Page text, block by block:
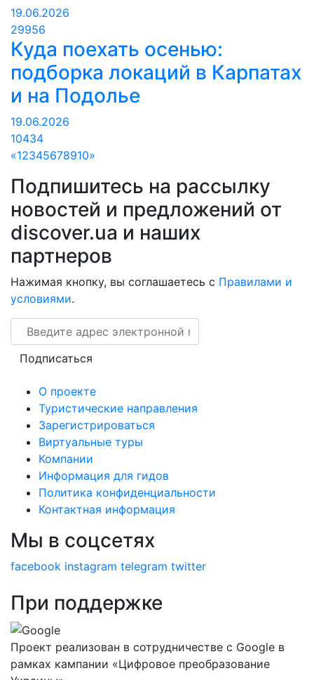
19.06.2026
29956
Куда поехать осенью:
подборка локаций в Карпатах
и на Подолье
19.06.2026
10434
«12345678910»
Подпишитесь на рассылку
новостей и предложений от
discover.ua и наших
партнеров
Нажимая кнопку, вы соглашаетесь с Правилами и
условиями.
Email
Подписаться
О проекте
Туристические направления
Зарегистрироваться
Виртуальные туры
Компании
Информация для гидов
Политика конфиденциальности
Контактная информация
Мы в соцсетях
facebook instagram telegram twitter
При поддержке
Проект реализован в сотрудничестве с Google в
рамках кампании «Цифровое преобразование